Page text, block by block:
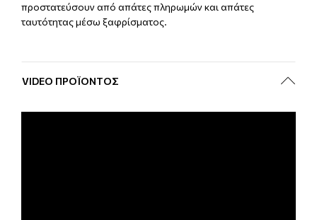
προστατεύσουν από απάτες πληρωμών και απάτες
ταυτότητας μέσω ξαφρίσματος.
VIDEO ΠΡΟΪΌΝΤΟΣ